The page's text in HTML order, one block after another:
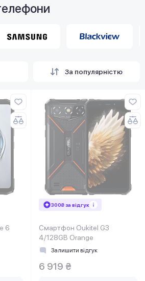
За популярністю
6
300₴ за відгук
Смартфон Oukitel G3
4/128GB Orange
Залишити відгук
6 919 ₴